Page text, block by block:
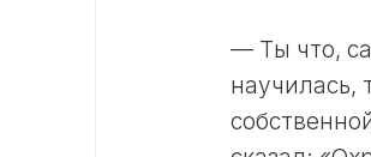
— Ты что,
научилась,